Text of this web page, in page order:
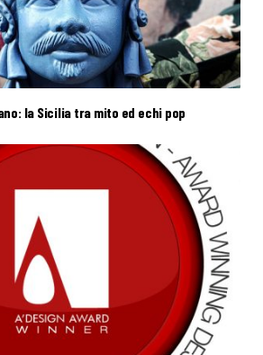
la Sicilia tra mito ed echi pop